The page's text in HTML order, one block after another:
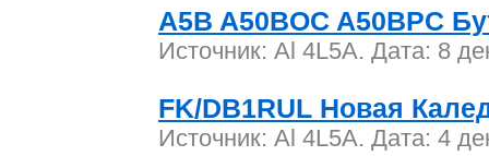
A5B A50BOC A50BPC
Источник: Al 4L5A. Дата: 8
FK/DB1RUL Новая
Источник: Al 4L5A. Дата: 4